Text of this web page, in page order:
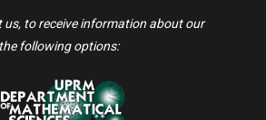
to receive information about our
following options: